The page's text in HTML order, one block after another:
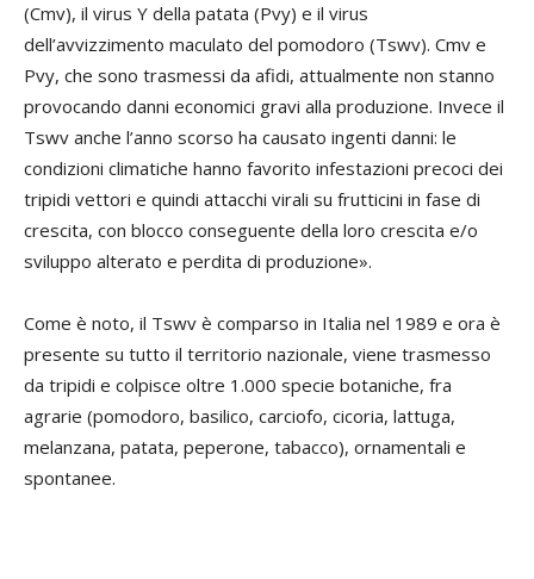
(Cmv), il virus Y della patata (Pvy) e il virus
dell’avvizzimento maculato del pomodoro (Tswv). Cmv e
Pvy, che sono trasmessi da afidi, attualmente non stanno
provocando danni economici gravi alla produzione. Invece il
Tswv anche l’anno scorso ha causato ingenti danni: le
condizioni climatiche hanno favorito infestazioni precoci dei
tripidi vettori e quindi attacchi virali su frutticini in fase di
crescita, con blocco conseguente della loro crescita e/o
sviluppo alterato e perdita di produzione».
Come è noto, il Tswv è comparso in Italia nel 1989 e ora è
presente su tutto il territorio nazionale, viene trasmesso
da tripidi e colpisce oltre 1.000 specie botaniche, fra
agrarie (pomodoro, basilico, carciofo, cicoria, lattuga,
melanzana, patata, peperone, tabacco), ornamentali e
spontanee.